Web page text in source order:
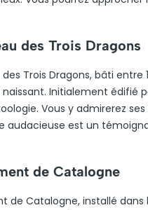
des Trois Dragons
Trois Dragons, bâti
Initialement édifié
Vous y admirerez
audacieuse est un
de Catalogne
de Catalogne, installé